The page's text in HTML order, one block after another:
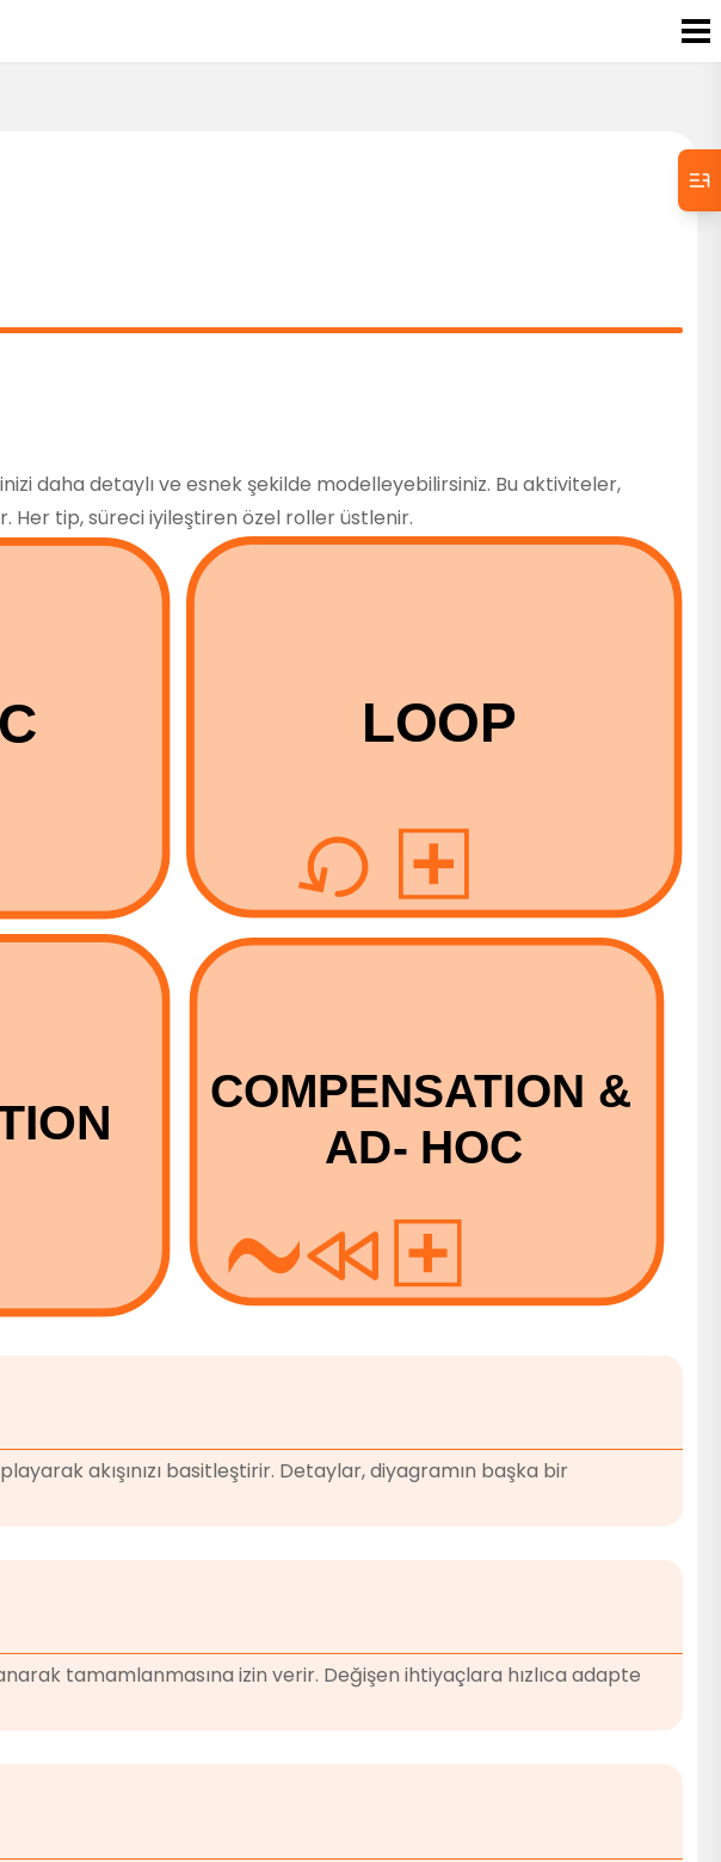
daha detaylı ve esnek şekilde modelleyebilirsiniz. Bu aktiviteler,
Her tip, süreci iyileştiren özel roller üstlenir.
akışınızı basitleştirir. Detaylar, diyagramın başka bir
tamamlanmasına izin verir. Değişen ihtiyaçlara hızlıca adapte